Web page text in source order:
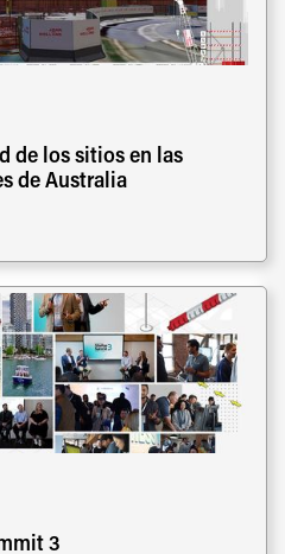
de los sitios en las
de Australia
3